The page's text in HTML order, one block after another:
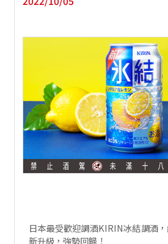
日本最受歡迎調酒KIRIN冰結調酒
新升級，強勢回歸！